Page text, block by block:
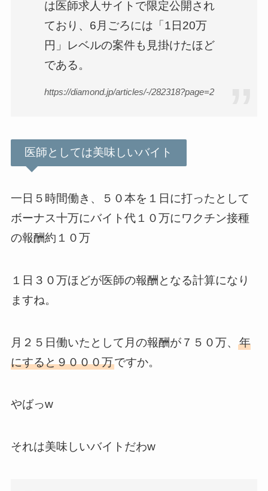
は医師求人サイトで限定公開され
ており、6月ごろには「1日20万
円」レベルの案件も見掛けたほど
である。
https://diamond.jp/articles/-/282318?page=2
医師としては美味しいバイト
一日５時間働き、５０本を１日に打ったとして
ボーナス十万にバイト代１０万にワクチン接種
の報酬約１０万
１日３０万ほどが医師の報酬となる計算になり
ますね。
月２５日働いたとして月の報酬が７５０万、 年
にすると９０００万ですか。
やばっw
それは美味しいバイトだわw